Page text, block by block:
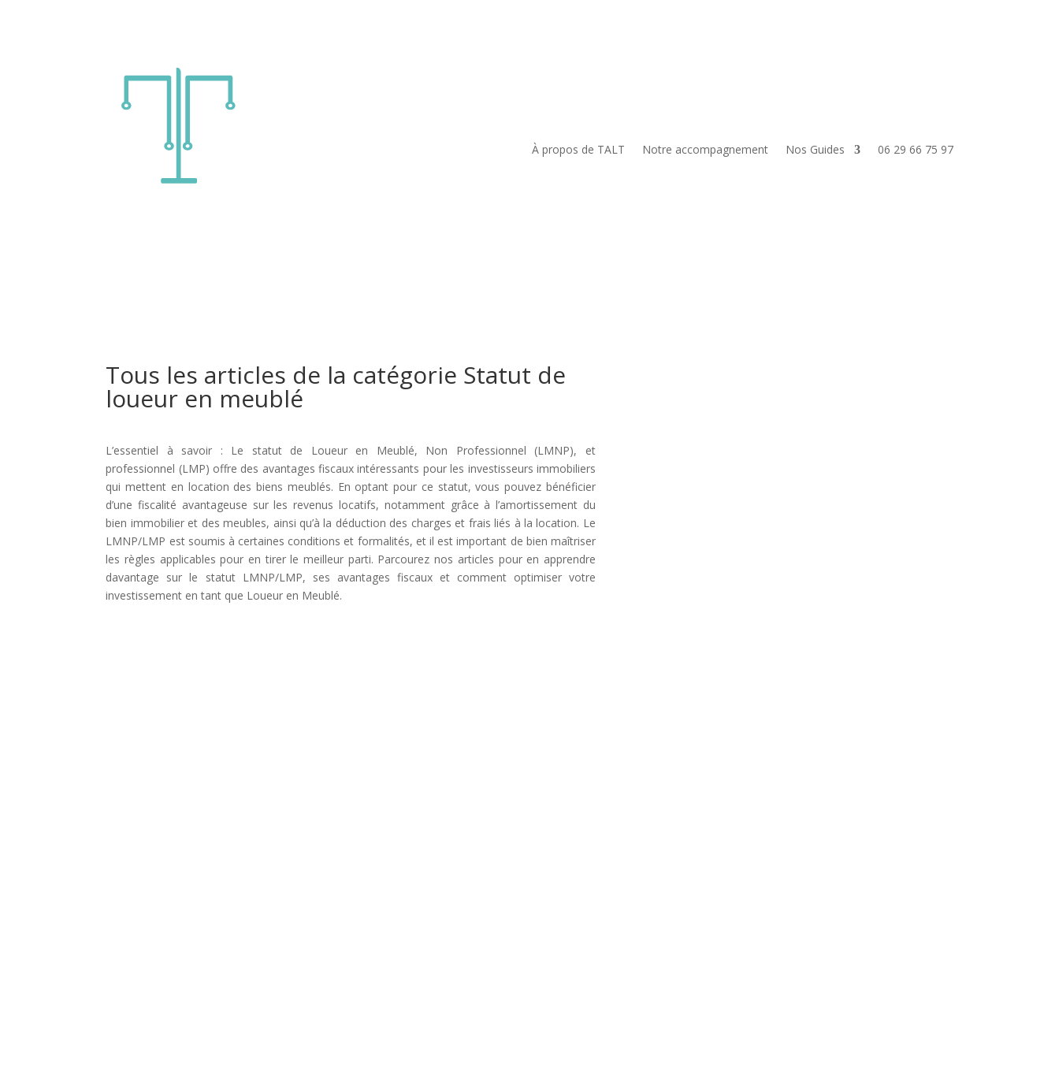
À propos de TALT Notre accompagnement Nos Guides 06 29 66 75 97
Tous les articles de la catégorie Statut de
loueur en meublé
L’essentiel à savoir : Le statut de Loueur en Meublé, Non Professionnel (LMNP), et
professionnel (LMP) offre des avantages fiscaux intéressants pour les investisseurs immobiliers
qui mettent en location des biens meublés. En optant pour ce statut, vous pouvez bénéficier
d’une fiscalité avantageuse sur les revenus locatifs, notamment grâce à l’amortissement du
bien immobilier et des meubles, ainsi qu’à la déduction des charges et frais liés à la location. Le
LMNP/LMP est soumis à certaines conditions et formalités, et il est important de bien maîtriser
les règles applicables pour en tirer le meilleur parti. Parcourez nos articles pour en apprendre
davantage sur le statut LMNP/LMP, ses avantages fiscaux et comment optimiser votre
investissement en tant que Loueur en Meublé.